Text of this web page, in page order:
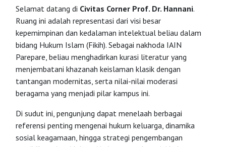
Selamat datang di Civitas Corner Prof. Dr. Hannani.
Ruang ini adalah representasi dari visi besar
kepemimpinan dan kedalaman intelektual beliau dalam
bidang Hukum Islam (Fikih). Sebagai nakhoda IAIN
Parepare, beliau menghadirkan kurasi literatur yang
menjembatani khazanah keislaman klasik dengan
tantangan modernitas, serta nilai-nilai moderasi
beragama yang menjadi pilar kampus ini.
Di sudut ini, pengunjung dapat menelaah berbagai
referensi penting mengenai hukum keluarga, dinamika
sosial keagamaan, hingga strategi pengembangan